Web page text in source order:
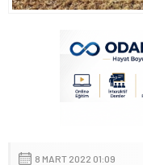
8 MART 2022 01:09